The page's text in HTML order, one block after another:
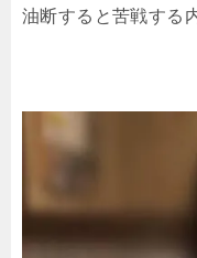
油断すると苦戦する